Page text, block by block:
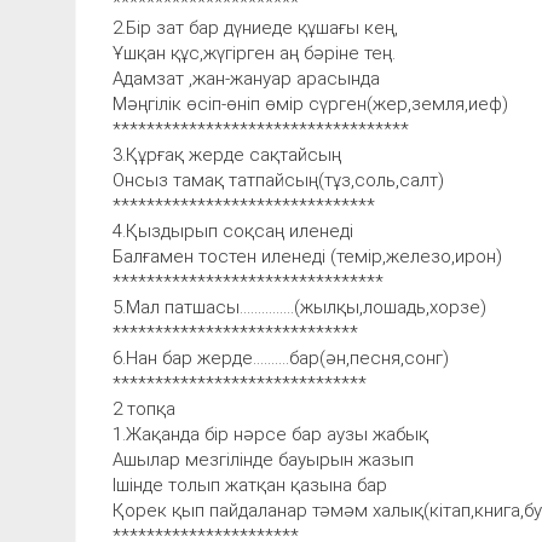
2.Бір зат бар дүниеде құшағы кең,
Ұшқан құс,жүгірген аң бәріне тең.
Адамзат ,жан-жануар арасында
Мәңгілік өсіп-өніп өмір сүрген(жер,земля,иеф)
***********************************
3.Құрғақ жерде сақтайсың
Онсыз тамақ татпайсың(тұз,соль,салт)
*******************************
4.Қыздырып соқсаң иленеді
Балғамен тостен иленеді (темір,железо,ирон)
********************************
5.Мал патшасы...............(жылқы,лошадь,хорзе)
*****************************
6.Нан бар жерде..........бар(ән,песня,сонг)
******************************
2 топқа
1.Жақанда бір нәрсе бар аузы жабық
Ашылар мезгілінде бауырын жазып
Ішінде толып жатқан қазына бар
Қорек қып пайдаланар тәмәм
**********************